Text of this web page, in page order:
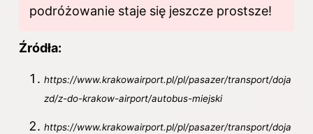
podróżowanie staje się jeszcze prostsze!
Źródła:
https://www.krakowairport.pl/pl/pasazer/transport/doja
zd/z-do-krakow-airport/autobus-miejski
https://www.krakowairport.pl/pl/pasazer/transport/doja